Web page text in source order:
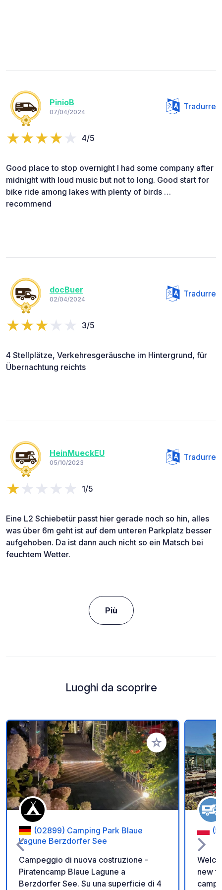
PinioB
07/04/2024
Tradurre
4/5
Good place to stop overnight I had some company after
midnight with loud music but not to long. Good start for
bike ride among lakes with plenty of birds …
recommend
docBuer
02/04/2024
Tradurre
3/5
4 Stellplätze, Verkehresgeräusche im Hintergrund, für
Übernachtung reichts
HeinMueckEU
05/10/2023
Tradurre
1/5
Eine L2 Schiebetür passt hier gerade noch so hin, alles
was über 6m geht ist auf dem unteren Parkplatz besser
aufgehoben. Da ist dann auch nicht so ein Matsch bei
feuchtem Wetter.
Più
Luoghi da scoprire
Aggiungi ai tuoi
(02899) Camping Park Blaue
Lagune Berzdorfer See
Campeggio di nuova costruzione -
Piratencamp Blaue Lagune a
Berzdorfer See. Su una superficie di 4
new